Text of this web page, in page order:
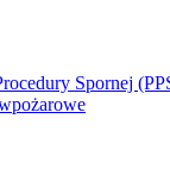
Spornej